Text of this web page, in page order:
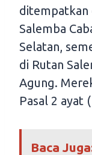
ditempatkan
Salemba
Selatan,
di Rutan
Agung.
Pasal 2 ayat
Baca